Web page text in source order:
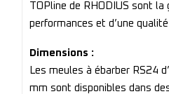
TOPline de RHODIUS sont la
performances et d’une
Dimensions :
Les meules à ébarber RS24
mm sont disponibles dans